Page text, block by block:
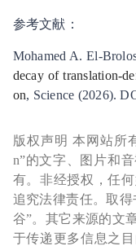
参考文献：
Mohamed A. El-
decay of translation-
on, Science (2026).
版权声明 本网站所
n”的文字、图片和
有。非经授权，任
追究法律责任。取
谷”。其它来源的文
于传递更多信息之